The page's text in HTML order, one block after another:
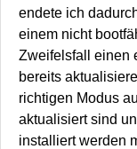
endete ich
einem nicht
Zweifelsfall einen
bereits
richtigen Modus
aktualisiert sind
installiert werden